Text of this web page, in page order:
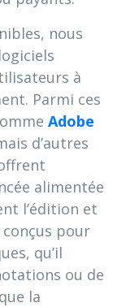
nous
à
Parmi ces
Adobe
d’autres
alimentée
l’édition et
conçus pour
qu’il
ou de
la